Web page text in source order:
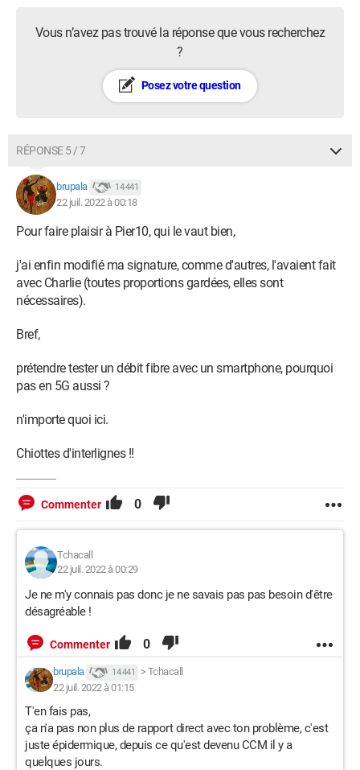
Vous n’avez pas trouvé la réponse que vous recherchez
?
Posez votre question
RÉPONSE 5 / 7
brupala 14 441
22 juil. 2022 à 00:18
Pour faire plaisir à Pier10, qui le vaut bien,
j'ai enfin modifié ma signature, comme d'autres, l'avaient fait
avec Charlie (toutes proportions gardées, elles sont
nécessaires).
Bref,
prétendre tester un débit fibre avec un smartphone, pourquoi
pas en 5G aussi ?
n'importe quoi ici.
Chiottes d'interlignes !!
Commenter 0
Tchacall
22 juil. 2022 à 00:29
Je ne m'y connais pas donc je ne savais pas pas besoin d'être
désagréable !
Commenter 0
brupala 14 441 > Tchacall
22 juil. 2022 à 01:15
T'en fais pas,
ça n'a pas non plus de rapport direct avec ton problème, c'est
juste épidermique, depuis ce qu'est devenu CCM il y a
quelques jours.